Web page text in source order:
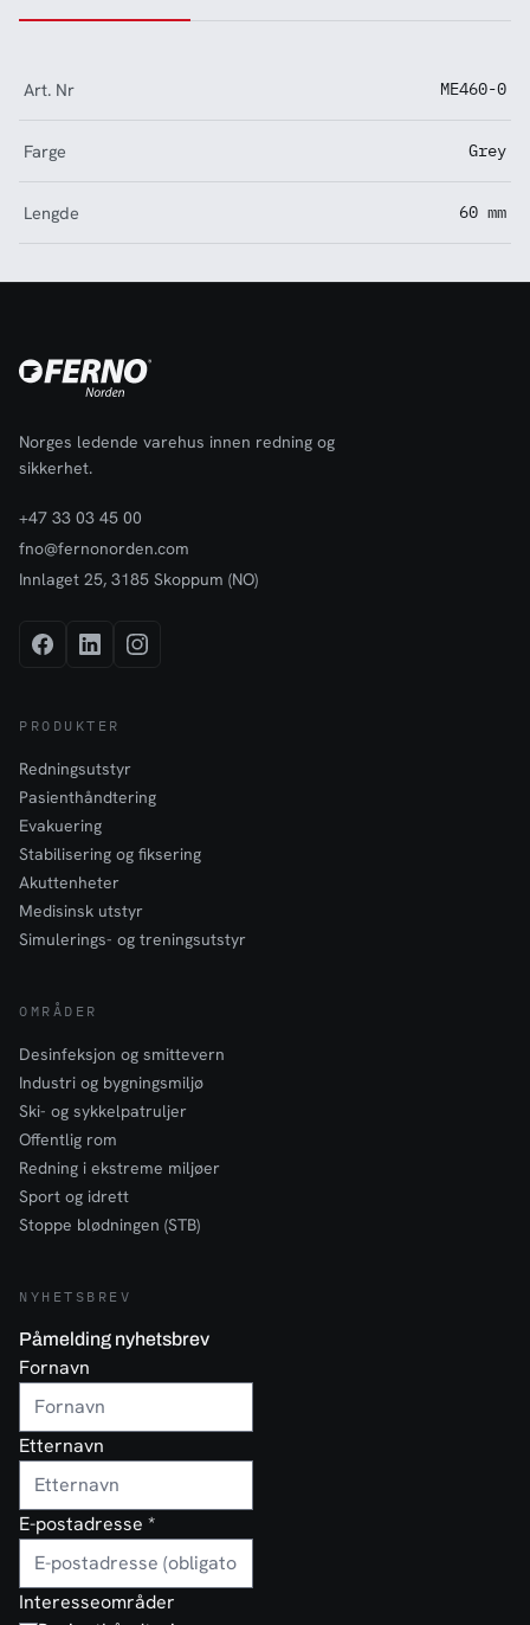
Art. Nr ME460-0
Farge Grey
Lengde 60 mm
Norges ledende varehus innen redning og
sikkerhet.
+47 33 03 45 00
fno@fernonorden.com
Innlaget 25, 3185 Skoppum (NO)
PRODUKTER
Redningsutstyr
Pasienthåndtering
Evakuering
Stabilisering og fiksering
Akuttenheter
Medisinsk utstyr
Simulerings- og treningsutstyr
OMRÅDER
Desinfeksjon og smittevern
Industri og bygningsmiljø
Ski- og sykkelpatruljer
Offentlig rom
Redning i ekstreme miljøer
Sport og idrett
Stoppe blødningen (STB)
NYHETSBREV
Påmelding nyhetsbrev
Fornavn
Etternavn
E-postadresse *
Interesseområder